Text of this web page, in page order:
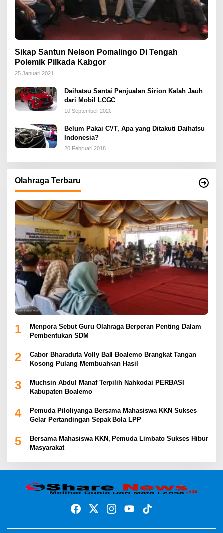
Sikap Santun Nelson Pomalingo Di Tengah
Polemik Pilkada Kabgor
25 Januari 2021
Daihatsu Santai Penjualan Sirion Kalah Jauh
dari Mobil LCGC
10 September 2020
Belum Pakai CVT, Apa yang Ditakuti Daihatsu
Indonesia?
20 Februari 2018
Olahraga Terbaru
1
Menpora Sebut Guru Olahraga Berperan Penting Dalam
Pembentukan SDM
2
Cabor Bharaduta Volly Ball Boalemo Brangkat Tangan
Kosong Pulang Membuahkan Hasil
3
Muchsin Abdul Manaf Terpilih Nahkodai PERBASI
Kabupaten Boalemo
4
Pemuda Piloliyanga Bersama Mahasiswa KKN Sukses
Gelar Pertandingan Sepak Bola LPP
5
Bersama Mahasiswa KKN, Pemuda Limbato Sukses Hibur
Masyarakat